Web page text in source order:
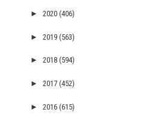
► 2020 (406)
► 2019 (563)
► 2018 (594)
► 2017 (452)
► 2016 (615)